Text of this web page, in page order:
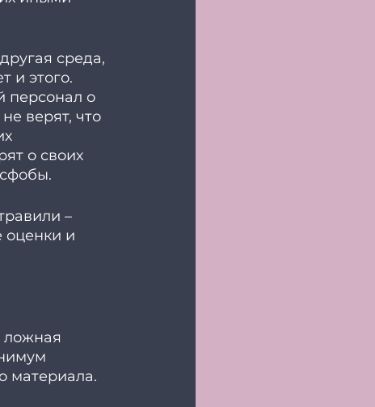
среда,
и этого.
персонал о
верят, что
о своих
–
оценки и
ложная
материала.